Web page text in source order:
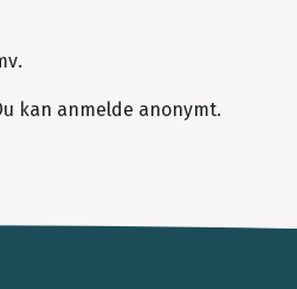
kan anmelde anonymt.